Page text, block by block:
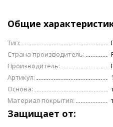
Общие
Тип:
Страна производитель:
Производитель:
Артикул:
Основа:
Материал покрытия:
Защищает от: